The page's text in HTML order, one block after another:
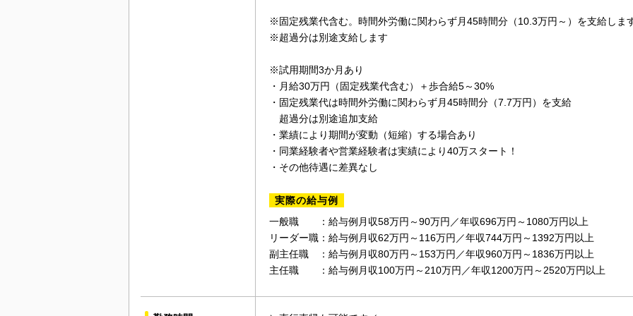
※固定残業代含む。時間外労働に関わらず月45時間分（10.3万円～）を支給しま
※超過分は別途支給します
※試用期間3か月あり
・月給30万円（固定残業代含む）＋歩合給5～30%
・固定残業代は時間外労働に関わらず月45時間分（7.7万円）を支給
超過分は別途追加支給
・業績により期間が変動（短縮）する場合あり
・同業経験者や営業経験者は実績により40万スタート！
・その他待遇に差異なし
実際の給与例
一般職 ：給与例月収58万円～90万円／年収696万円～1080万円以上
リーダー職：給与例月収62万円～116万円／年収744万円～1392万円以上
副主任職 ：給与例月収80万円～153万円／年収960万円～1836万円以上
主任職 ：給与例月収100万円～210万円／年収1200万円～2520万円以上